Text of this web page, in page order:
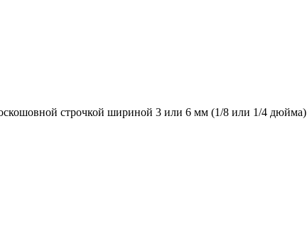
строчкой шириной 3 или 6 мм (1/8 или 1/4 дюйма)